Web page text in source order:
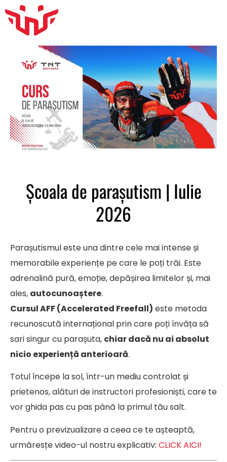
Școala de parașutism | Iulie
2026
Parașutismul este una dintre cele mai intense și
memorabile experiențe pe care le poți trăi. Este
adrenalină pură, emoție, depășirea limitelor și, mai
ales, autocunoaștere.
Cursul AFF (Accelerated Freefall) este metoda
recunoscută internațional prin care poți învăța să
sari singur cu parașuta, chiar dacă nu ai absolut
nicio experiență anterioară.
Totul începe la sol, într-un mediu controlat și
prietenos, alături de instructori profesioniști, care te
vor ghida pas cu pas până la primul tău salt.
Pentru o previzualizare a ceea ce te așteaptă,
urmăresțe video-ul nostru explicativ: CLICK AICI!